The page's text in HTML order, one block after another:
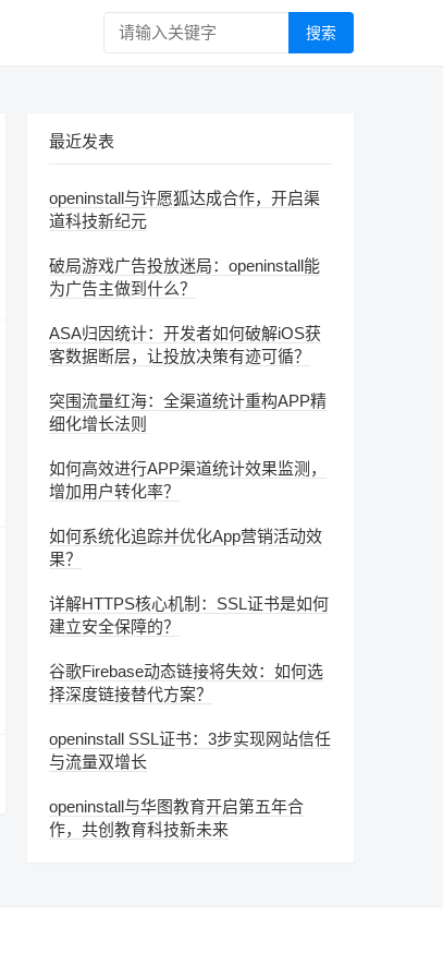
搜索
最近发表
openinstall与许愿狐达成合作，开启渠
道科技新纪元
破局游戏广告投放迷局：openinstall能
为广告主做到什么？
ASA归因统计：开发者如何破解iOS获
客数据断层，让投放决策有迹可循？
突围流量红海：全渠道统计重构APP精
细化增长法则
如何高效进行APP渠道统计效果监测，
增加用户转化率？
如何系统化追踪并优化App营销活动效
果？
详解HTTPS核心机制：SSL证书是如何
建立安全保障的？
谷歌Firebase动态链接将失效：如何选
择深度链接替代方案？
openinstall SSL证书：3步实现网站信任
与流量双增长
openinstall与华图教育开启第五年合
作，共创教育科技新未来